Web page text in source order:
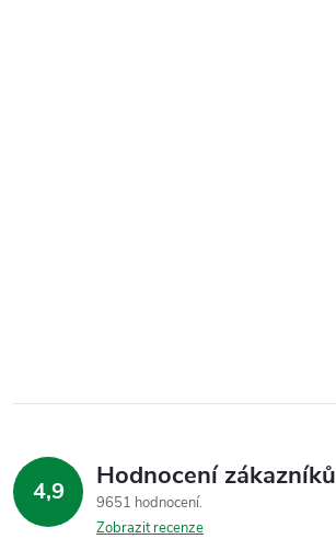
4,9 Hodnocení zákazníků
9651 hodnocení
Zobrazit recenze